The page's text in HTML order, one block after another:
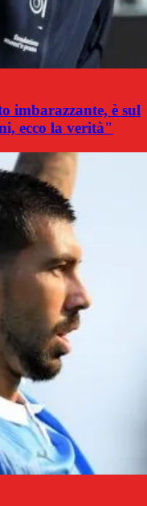
imbarazzante, è sul
ecco la verità"